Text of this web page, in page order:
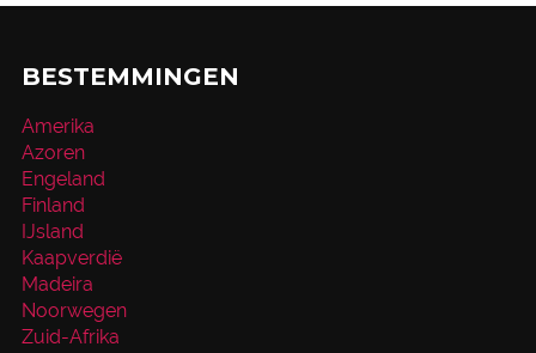
BESTEMMINGEN
Amerika
Azoren
Engeland
Finland
IJsland
Kaapverdië
Madeira
Noorwegen
Zuid-Afrika